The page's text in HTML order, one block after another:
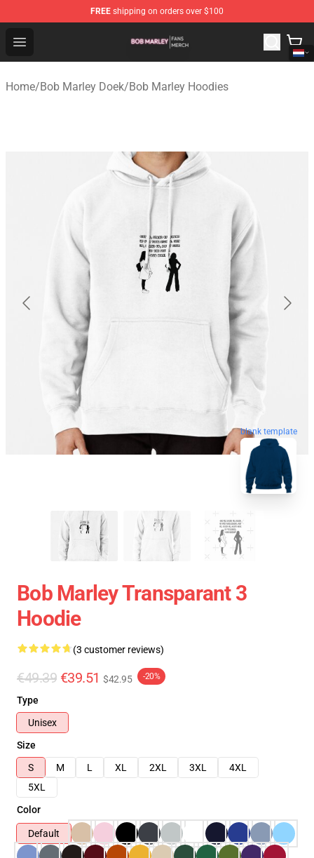
FREE shipping on orders over $100
Open menu
Bob Marley Shop - Official Bob Marley Merchandise
Home/Bob Marley Doek/Bob Marley Hoodies
blank template
Bob Marley Transparant 3
Hoodie
(3 customer reviews)
€49.39 €39.51 $42.95 -20%
Type
Unisex
Size
S
M L XL 2XL 3XL
4XL
5XL
Color
Default